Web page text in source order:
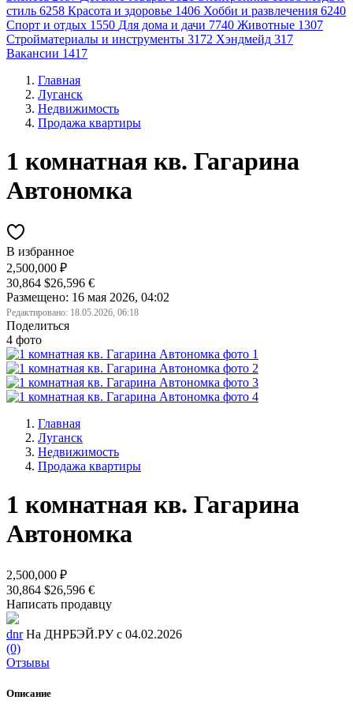
стиль 6258 Красота и здоровье 1406 Хобби и развлечения 6240
Спорт и отдых 1550 Для дома и дачи 7740 Животные 1307
Стройматериалы и инструменты 3172 Хэндмейд 317
Вакансии 1417
Главная
Луганск
Недвижимость
Продажа квартиры
1 комнатная кв. Гагарина
Автономка
В избранное
2,500,000 ₽
30,864 $26,596 €
Размещено: 16 мая 2026, 04:02
Редактировано: 18.05.2026, 06:18
Поделиться
4 фото
Главная
Луганск
Недвижимость
Продажа квартиры
1 комнатная кв. Гагарина
Автономка
2,500,000 ₽
30,864 $26,596 €
Написать продавцу
dnr На ДНРБЭЙ.РУ с 04.02.2026
(0)
Отзывы
Описание